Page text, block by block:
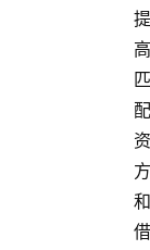
提
高
匹
配
资
方
和
借